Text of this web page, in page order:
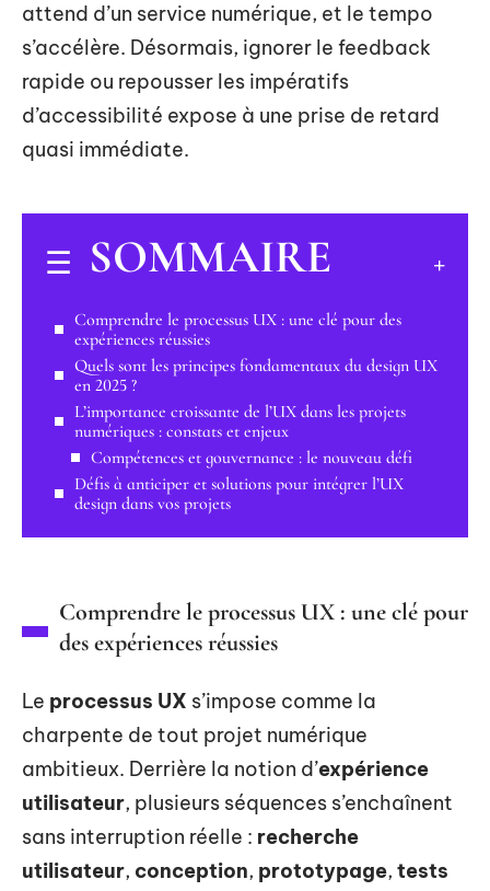
attend d’un service numérique, et le tempo
s’accélère. Désormais, ignorer le feedback
rapide ou repousser les impératifs
d’accessibilité expose à une prise de retard
quasi immédiate.
SOMMAIRE
Comprendre le processus UX : une clé pour des
expériences réussies
Quels sont les principes fondamentaux du design UX
en 2025 ?
L’importance croissante de l’UX dans les projets
numériques : constats et enjeux
Compétences et gouvernance : le nouveau défi
Défis à anticiper et solutions pour intégrer l’UX
design dans vos projets
Comprendre le processus UX : une clé pour
des expériences réussies
Le processus UX s’impose comme la
charpente de tout projet numérique
ambitieux. Derrière la notion d’expérience
utilisateur, plusieurs séquences s’enchaînent
sans interruption réelle : recherche
utilisateur, conception, prototypage, tests